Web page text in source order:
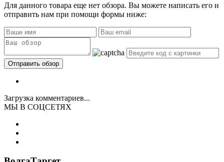
Для данного товара еще нет обзора. Вы можете написать его и
отправить нам при помощи формы ниже:
Загрузка комментариев...
МЫ В СОЦСЕТЯХ